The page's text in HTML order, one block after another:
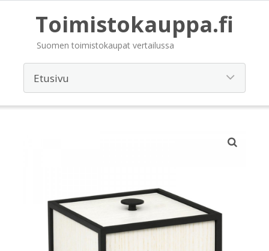
Toimistokauppa.fi
Suomen toimistokaupat vertailussa